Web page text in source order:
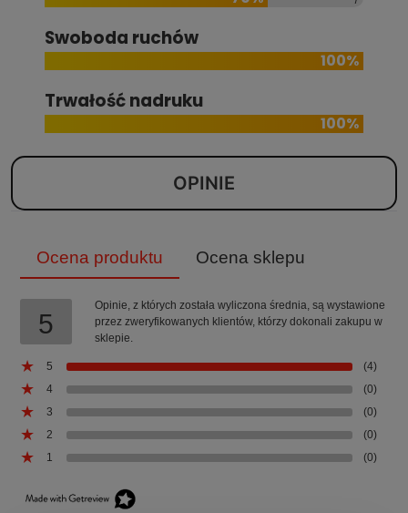
Swoboda ruchów
100%
Trwałość nadruku
100%
OPINIE
Ocena produktu Ocena sklepu
5
Opinie, z których została wyliczona średnia, są wystawione
przez zweryfikowanych klientów, którzy dokonali zakupu w
sklepie.
5
(4)
4
(0)
3
(0)
2
(0)
1
(0)